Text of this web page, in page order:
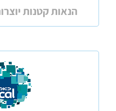
הנאות קטנות